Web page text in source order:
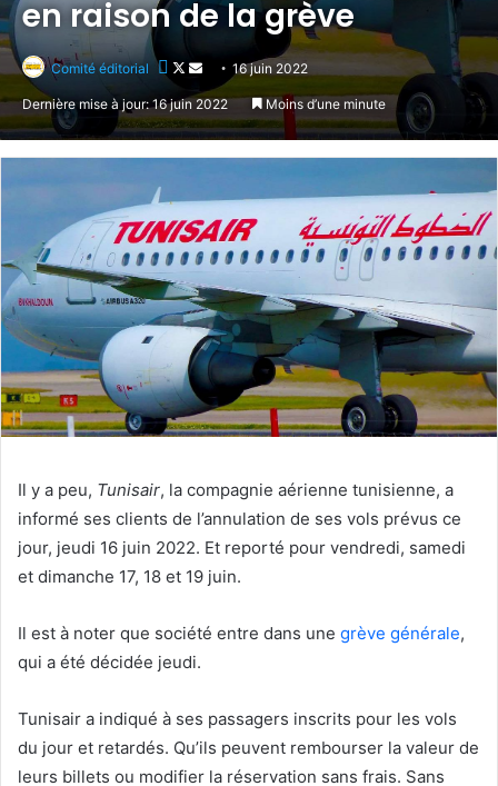
en raison de la grève
Comité éditorial
Follow
on
X
Envoyer
un
courriel
16 juin 2022
Dernière mise à jour: 16 juin 2022 Moins d’une minute
Il y a peu, Tunisair, la compagnie aérienne tunisienne, a
informé ses clients de l’annulation de ses vols prévus ce
jour, jeudi 16 juin 2022. Et reporté pour vendredi, samedi
et dimanche 17, 18 et 19 juin.
Il est à noter que société entre dans une grève générale,
qui a été décidée jeudi.
Tunisair a indiqué à ses passagers inscrits pour les vols
du jour et retardés. Qu’ils peuvent rembourser la valeur de
leurs billets ou modifier la réservation sans frais. Sans